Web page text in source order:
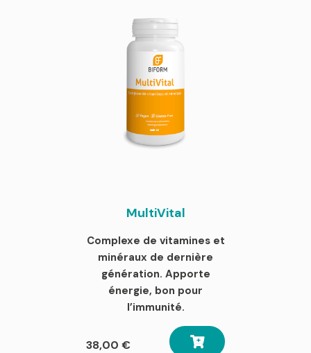
MultiVital
Complexe de vitamines et
minéraux de dernière
génération. Apporte
énergie, bon pour
l’immunité.
38,00 €